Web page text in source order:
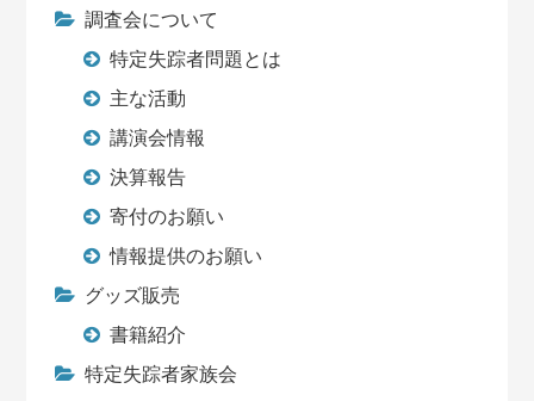
調査会について
特定失踪者問題とは
主な活動
講演会情報
決算報告
寄付のお願い
情報提供のお願い
グッズ販売
書籍紹介
特定失踪者家族会